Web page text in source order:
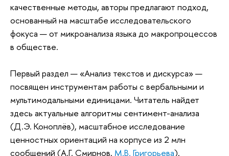
качественные методы, авторы предлагают подход,
основанный на масштабе исследовательского
фокуса — от микроанализа языка до макропроцессов
в обществе.
Первый раздел — «Анализ текстов и дискурса» —
посвящен инструментам работы с вербальными и
мультимодальными единицами. Читатель найдет
здесь актуальные алгоритмы сентимент-анализа
(Д.Э. Коноплёв), масштабное исследование
ценностных ориентаций на корпусе из 2 млн
сообщений (А.Г. Смирнов, М.В. Григорьева),